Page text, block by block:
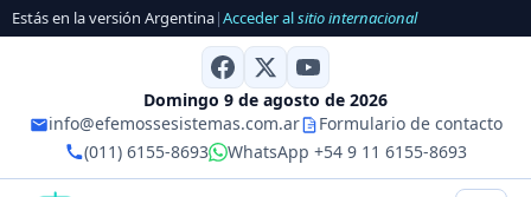
Estás en la versión Argentina|Acceder alsitio internacional
Domingo 9 de agosto de 2026
info@efemossesistemas.com.ar
Formulario de contacto
(011) 6155-8693
WhatsApp +54 9 11 6155-8693